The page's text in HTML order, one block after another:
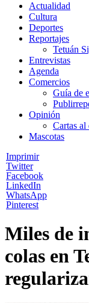
Actualidad
Cultura
Deportes
Reportajes
Tetuán
Entrevistas
Agenda
Comercios
Guía de
Opinión
Cartas al
Mascotas
Imprimir
Twitter
Facebook
LinkedIn
WhatsApp
Pinterest
Miles de
colas en